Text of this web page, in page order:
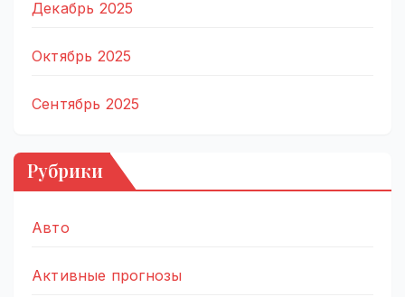
Декабрь 2025
Октябрь 2025
Сентябрь 2025
Рубрики
Авто
Активные прогнозы